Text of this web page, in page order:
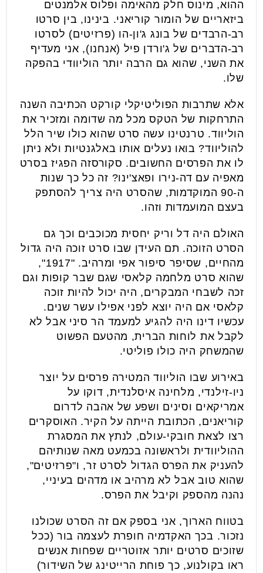
ההוא, מינוס חלק מהאימה ופלוס אלמנטים
ביזאריים של הומור קוריאני. בינינו, בין סרטו
רב-הרבדים של בונג ג'ון-הו (פרזיטים) לסרטו
רב-הדברים של ג'ורדן פיל (אנחנו), אני מעדיף
את השני, שהוא גם הרבה יותר הוליוודי בהפקה
שלו.
אלא שתרבות הפוליטיקלי קורקט הכתיבה השנה
התרחקות של הטקס מכל מה שדומה ומזכיר את
הוליווד. טרנטינו עשה סרט שהוא כולו שיר הלל
להוליווד? בואו נעלים אותו באלגנטיות ולא ניתן
לו את הפרסים החשובים. סקורסזה הפגיז בסרט
מאפיה עם דה-נירו ופאצ'ינו? זה כל כך שנות
ה-90 המוקדמות, שהסרט היה צריך להסתפק
בעצם המועמדות וזהו.
האולם היה דל וריק יחסית מכוכבים וכך גם
הסרט הזוכה. תם העידן שבו סרט זוכה היה גדול
מהחיים, שסיפר סיפור אפי ומרהיב. "1917",
שהוא סרט מלחמה קלאסי שגם שבר קופות וגם
זכה לשבחי המבקרים, היה יכול להיות זוכה
קלאסי אם היה יוצא לפני אפילו עשר שנים.
עכשיו דינו היה להגיע למעמד הר סיני אבל לא
לקבל את לוחות הברית, מהטעם הפשוט
שהמשחק היה כולו פוליטי.
באירוע שבו הוליווד המטירה פרסים על יוצר
ניו-זילנדי, מלחינה איסלנדית, דוקו על
אמריקאים וסינים ושפע של אהבה לדרום
קוריאנים, הכתובת הייתה על הקיר. האוסקרים
רצו לצאת חובקי-עולם, לנתץ את המסגרת
ההוליוודית ולראשונה בכמעט מאה שנותיהם
להעניק את הפרס הגדול לסרט זר, ו"פרזיטים",
שהוא טוב אבל לא מרהיב או מדהים בעיניי,
נהנה מהספק וקיבל את הפרס.
בטווח הארוך, אני בספק אם זה הסרט שכולנו
נזכור. בכך האקדמיה חופרת לעצמה בור (ככל
שזוכים סרטים יותר אזוטריים שפחות אנשים
ראו בקולנוע, כך פוחת הרייטינג של השידור)